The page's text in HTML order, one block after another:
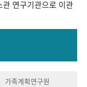
영상 기록물
연구기관으로 이관
가족계획연구원